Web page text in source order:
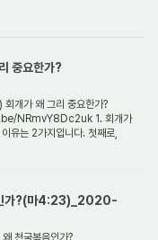
중요한가?
개가 왜 그리 중요한가?
NRmvY8Dc2uk 1. 회개가
유는 2가지입니다. 첫째로,
인가?(마4:23)_2020-
천국복음인가?